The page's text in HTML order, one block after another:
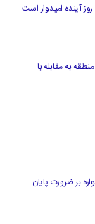
به مقابله با
بر ضرورت پایان